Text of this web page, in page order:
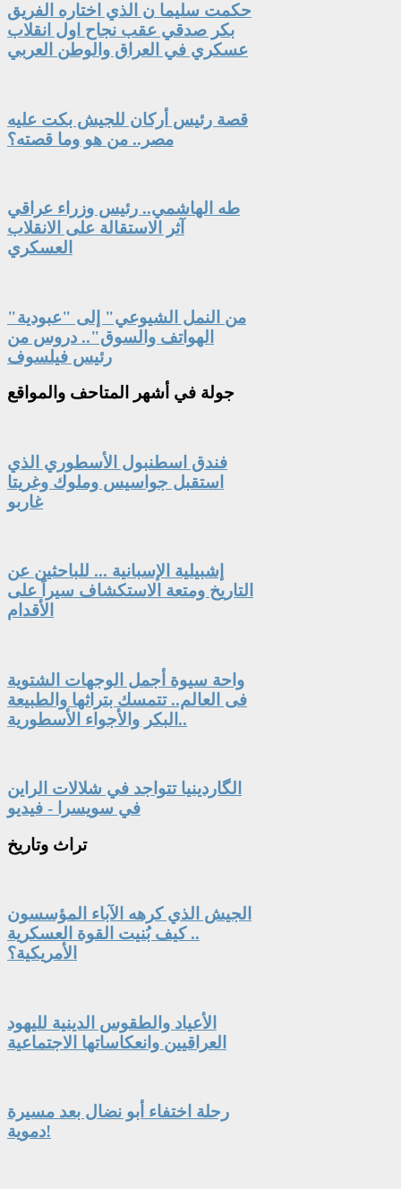
حكمت سليما ن الذي اختاره الفريق
بكر صدقي عقب نجاح اول انقلاب
عسكري في العراق والوطن العربي
قصة رئيس أركان للجيش بكت عليه
مصر.. من هو وما قصته؟
طه الهاشمي.. رئيس وزراء عراقي
آثر الاستقالة على الانقلاب
العسكري
"من النمل الشيوعي" إلى "عبودية
الهواتف والسوق".. دروس من
رئيس فيلسوف
جولة في أشهر المتاحف والمواقع
فندق اسطنبول الأسطوري الذي
استقبل جواسيس وملوك وغريتا
غاربو
إشبيلية الإسبانية ... للباحثين عن
التاريخ ومتعة الاستكشاف سيراً على
الأقدام
واحة سيوة أجمل الوجهات الشتوية
فى العالم.. تتمسك بتراثها والطبيعة
البكر والأجواء الأسطورية..
الگاردينيا تتواجد في شلالات الراين
في سويسرا - فيديو
تراث وتاريخ
الجيش الذي كرهه الآباء المؤسسون
.. كيف بُنيت القوة العسكرية
الأمريكية؟
الأعياد والطقوس الدينية لليهود
العراقيين وانعكاساتها الاجتماعية
رحلة اختفاء أبو نضال بعد مسيرة
دموية!